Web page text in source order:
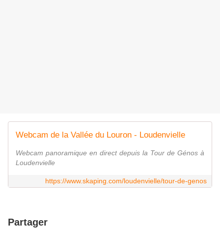
Webcam de la Vallée du Louron - Loudenvielle
Webcam panoramique en direct depuis la Tour de Génos à
Loudenvielle
https://www.skaping.com/loudenvielle/tour-de-genos
Partager